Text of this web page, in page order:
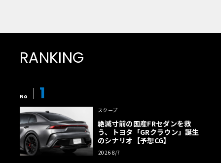
RANKING
No 1
スクープ
絶滅寸前の国産FRセダンを救
う、トヨタ「GRクラウン」誕生
のシナリオ【予想CG】
2026 8/7